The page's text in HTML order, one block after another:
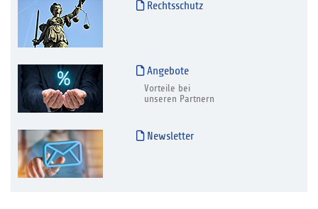
Rechtsschutz
Angebote
Vorteile bei
unseren Partnern
Newsletter